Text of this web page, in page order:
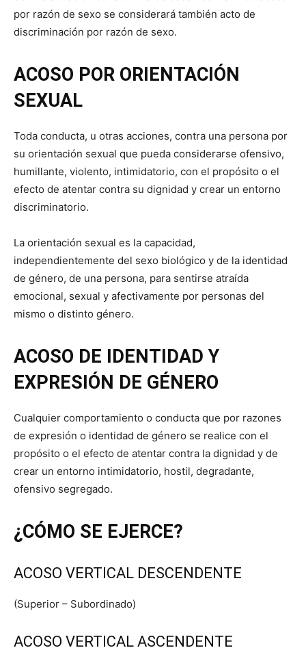
por razón de sexo se considerará también acto de
discriminación por razón de sexo.
ACOSO POR ORIENTACIÓN
SEXUAL
Toda conducta, u otras acciones, contra una persona por
su orientación sexual que pueda considerarse ofensivo,
humillante, violento, intimidatorio, con el propósito o el
efecto de atentar contra su dignidad y crear un entorno
discriminatorio.
La orientación sexual es la capacidad,
independientemente del sexo biológico y de la identidad
de género, de una persona, para sentirse atraída
emocional, sexual y afectivamente por personas del
mismo o distinto género.
ACOSO DE IDENTIDAD Y
EXPRESIÓN DE GÉNERO
Cualquier comportamiento o conducta que por razones
de expresión o identidad de género se realice con el
propósito o el efecto de atentar contra la dignidad y de
crear un entorno intimidatorio, hostil, degradante,
ofensivo segregado.
¿CÓMO SE EJERCE?
ACOSO VERTICAL DESCENDENTE
(Superior – Subordinado)
ACOSO VERTICAL ASCENDENTE